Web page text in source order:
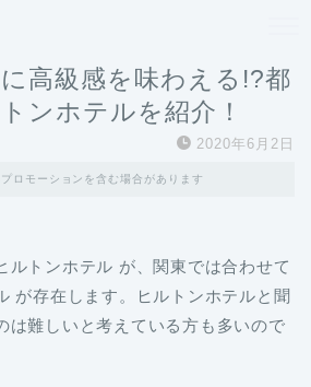
高級感を味わえる!?都
ンホテルを紹介！
2020年6月2日
ロモーションを含む場合があります
ルトンホテル が、関東では合わせて
が存在します。ヒルトンホテルと聞
は難しいと考えている方も多いので